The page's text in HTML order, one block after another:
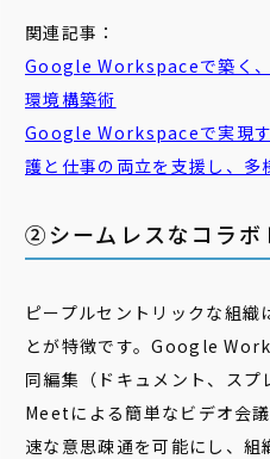
関連記事：
Google Workspaceで築く
環境構築術
Google Workspaceで実現す
護と仕事の両立を支援し、
②シームレスなコラボ
ピープルセントリックな組織
とが特徴です。Google
同編集（ドキュメント、ス
Meetによる簡単なビデオ会
速な意思疎通を可能にし、組